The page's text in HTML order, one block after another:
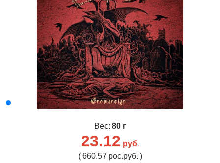
Вес: 80 г
23.12 руб.
( 660.57 рос.руб. )